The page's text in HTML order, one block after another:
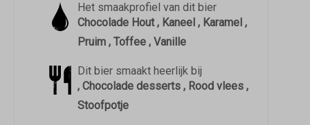
Het smaakprofiel van dit bier
Chocolade Hout , Kaneel , Karamel ,
Pruim , Toffee , Vanille
Dit bier smaakt heerlijk bij
, Chocolade desserts , Rood vlees ,
Stoofpotje